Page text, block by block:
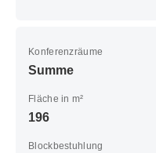
Konferenzräume
Summe
Fläche in m²
196
Blockbestuhlung